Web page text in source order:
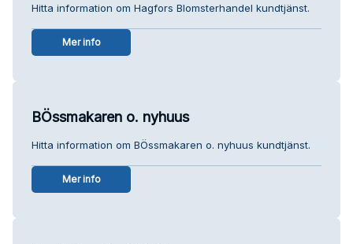
Hitta information om Hagfors Blomsterhandel kundtjänst.
Mer info
BÖssmakaren o. nyhuus
Hitta information om BÖssmakaren o. nyhuus kundtjänst.
Mer info